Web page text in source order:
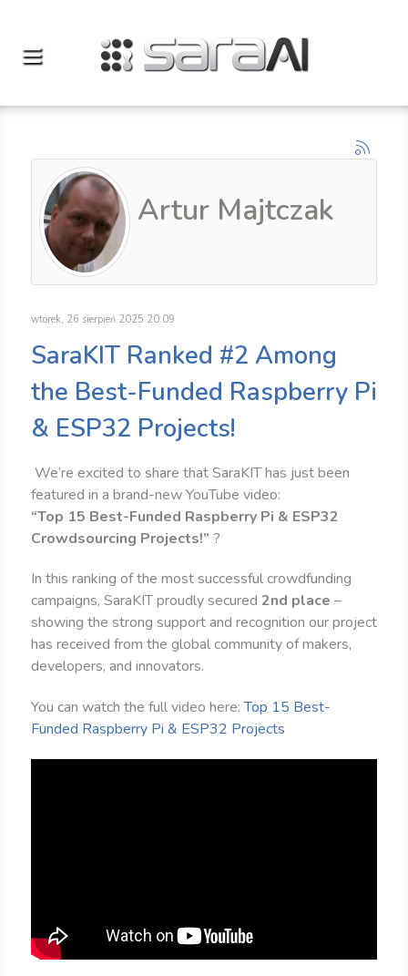
Artur Majtczak
wtorek, 26 sierpień 2025 20:09
SaraKIT Ranked #2 Among
the Best-Funded Raspberry Pi
& ESP32 Projects!
We’re excited to share that SaraKIT has just been
featured in a brand-new YouTube video:
“Top 15 Best-Funded Raspberry Pi & ESP32
Crowdsourcing Projects!” ?
In this ranking of the most successful crowdfunding
campaigns, SaraKIT proudly secured 2nd place –
showing the strong support and recognition our project
has received from the global community of makers,
developers, and innovators.
You can watch the full video here:Top 15 Best-
Funded Raspberry Pi & ESP32 Projects